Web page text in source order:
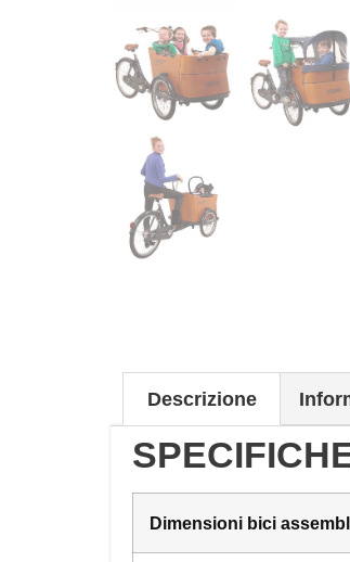
Descrizione
Dimensioni bici